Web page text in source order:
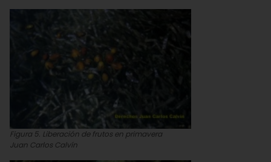
Figura 5. Liberación de frutos en primavera
Juan Carlos Calvín